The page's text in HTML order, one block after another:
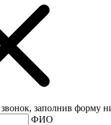
заполнив форму
ФИО